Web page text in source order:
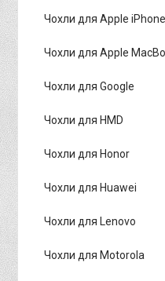
Чохли для Apple iPhone
Чохли для Apple
Чохли для Google
Чохли для HMD
Чохли для Honor
Чохли для Huawei
Чохли для Lenovo
Чохли для Motorola